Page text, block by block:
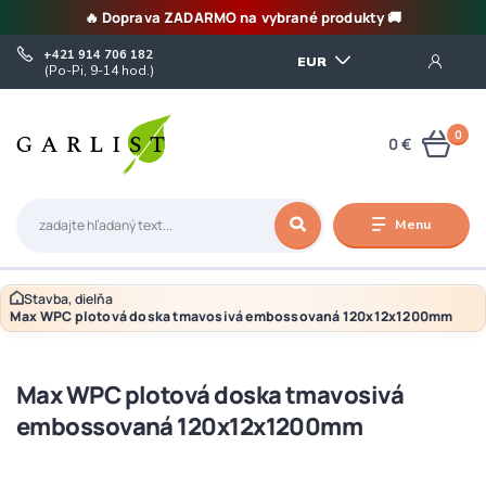
🔥 Doprava ZADARMO na vybrané produkty 🚚
Menu
EUR
+421 914 706 182
(Po-Pi, 9-14 hod.)
0
0 €
Stavba, dielňa
Max WPC plotová doska tmavosivá embossovaná 120x12x1200mm
Max WPC plotová doska tmavosivá
embossovaná 120x12x1200mm